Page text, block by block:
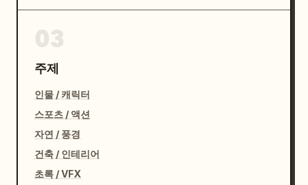
주제
인물 / 캐릭터
스포츠 / 액션
자연 / 풍경
건축 / 인테리어
초록 / VFX